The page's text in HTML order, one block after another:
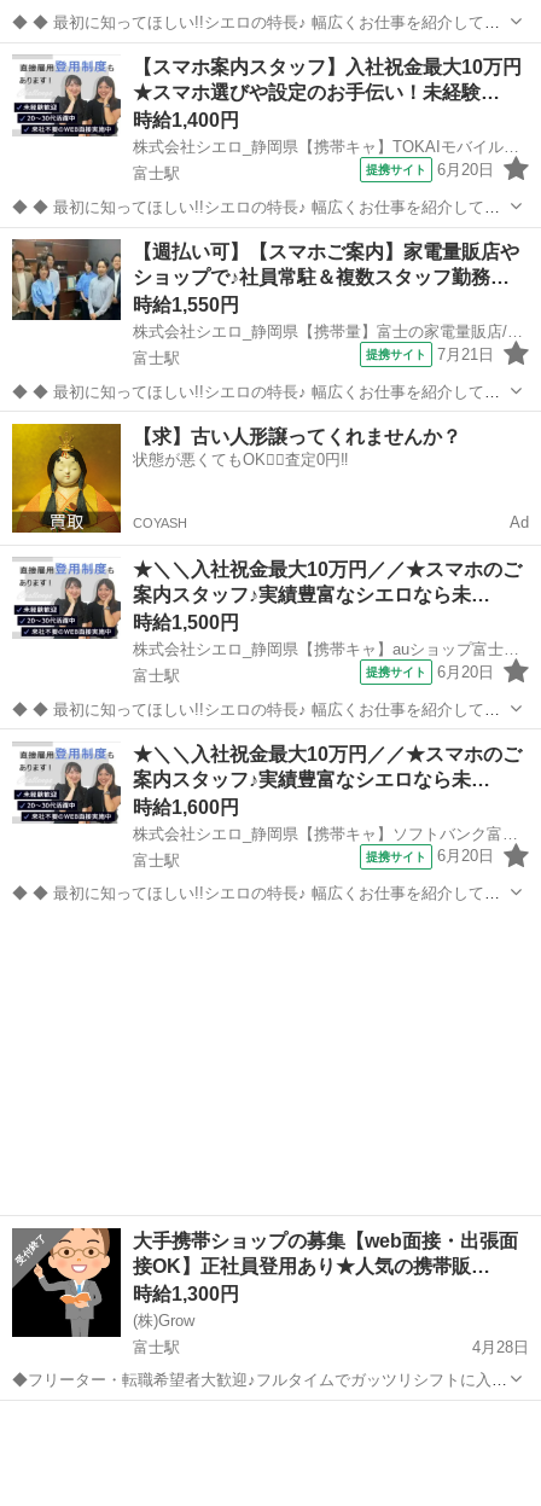
◆ ◆ 最初に知ってほしい!!シエロの特長♪ 幅広くお仕事を紹介してい
る当社！ 専任のコーディネーターがあなたの希望をしっかりお伺いし
て、お仕事探しに丁寧に向き合います！ ＼＼うれしい高収入×週払い♪
／／ 高収入でしっか...
静岡 携帯ショップ
【スマホ案内スタッフ】入社祝金最大10万円
★スマホ選びや設定のお手伝い！未経験…
時給1,400円
株式会社シエロ_静岡県【携帯キャ】TOKAIモバイルショップイオンタウン富士南/AF5
富士駅
提携サイト 6月20日
◆ ◆ 最初に知ってほしい!!シエロの特長♪ 幅広くお仕事を紹介してい
る当社！ 専任のコーディネーターがあなたの希望をしっかりお伺いし
て、お仕事探しに丁寧に向き合います！ ＼＼うれしい高収入×週払い♪
／／ 高収入でしっか...
静岡 富士市 富士駅 携帯ショップ
【週払い可】【スマホご案内】家電量販店や
ショップで♪社員常駐＆複数スタッフ勤務…
時給1,550円
株式会社シエロ_静岡県【携帯量】富士の家電量販店/AF5
富士駅
提携サイト 7月21日
◆ ◆ 最初に知ってほしい!!シエロの特長♪ 幅広くお仕事を紹介してい
る当社！ 専任のコーディネーターがあなたの希望をしっかりお伺いし
て、お仕事探しに丁寧に向き合います！ ＼＼うれしい高収入×週払い♪
／／ 高収入でしっ...
静岡 富士市 富士駅 携帯ショップ
【求】古い人形譲ってくれませんか？
状態が悪くてもOK🙆‍♀️査定0円‼️
COYASH Ad
★＼＼入社祝金最大10万円／／★スマホのご
案内スタッフ♪実績豊富なシエロなら未…
時給1,500円
株式会社シエロ_静岡県【携帯キャ】auショップ富士柚木/AF5
富士駅
提携サイト 6月20日
◆ ◆ 最初に知ってほしい!!シエロの特長♪ 幅広くお仕事を紹介してい
る当社！ 専任のコーディネーターがあなたの希望をしっかりお伺いし
て、お仕事探しに丁寧に向き合います！ ＼＼うれしい高収入×週払い♪
／／ 高収入でしっか...
静岡 富士駅 携帯ショップ
★＼＼入社祝金最大10万円／／★スマホのご
案内スタッフ♪実績豊富なシエロなら未…
時給1,600円
富士駅
提携サイト 6月20日
◆ ◆ 最初に知ってほしい!!シエロの特長♪ 幅広くお仕事を紹介してい
大手携帯ショップの募集【web面接・出張面
接OK】正社員登用あり★人気の携帯販…
時給1,300円
(株)Grow
富士駅
4月28日
◆フリーター・転職希望者大歓迎♪フルタイムでガッツリシフトに入れ
ます◆ 一つの職場で安定的に収入をGET♪ 長期&ガッツリフルタイム